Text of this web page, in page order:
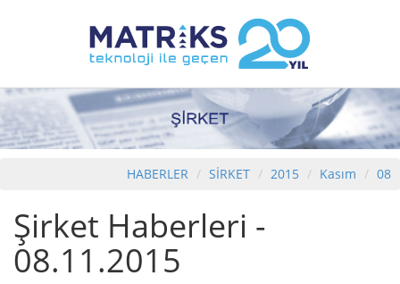
HABERLER SİRKET 2015 Kasım 08
Şirket Haberleri -
08.11.2015